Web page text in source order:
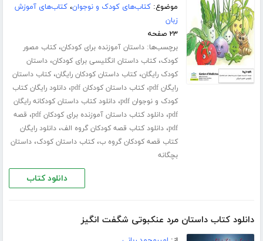
موضوع:کتاب‌های کودک و نوجوان،کتاب‌های آموزش
زبان
۲۳ صفحه
برچسب‌ها:داستان آموزنده برای کودکان،کتاب مصور
کودک،کتاب داستان انگلیسی برای کودکان،داستان
کودک رایگان،کتاب داستان کودکان رایگان،کتاب داستان
رایگان pdf
،کتاب داستان کودکان pdf ،دانلود رایگان کتاب
کودک و نوجوان pdf
،دانلود کتاب داستان کودکانه رایگان
pdf،دانلود کتاب داستان آموزنده برای کودکان pdf ، قصه
pdf،دانلود کتاب قصه کودکان گروه الف،دانلود رایگان
کتاب قصه کودکان گروه ب،کتاب داستان کودک،داستان
بچگانه
دانلود کتاب
دانلود کتاب داستان مرد عنکبوتی شگفت انگیز